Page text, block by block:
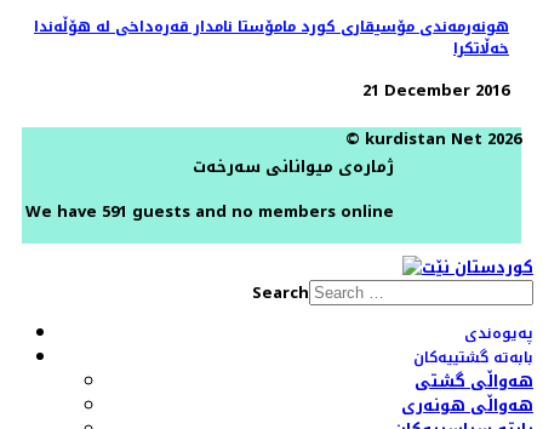
هونەرمەندی مۆسیقاری کورد مامۆستا نامدار قەرەداخی لە هۆڵەندا
خەڵاتکرا
21 December 2016
© kurdistan Net 2026
ژمارەی میوانانی سەرخەت
We have 591 guests and no members online
Search
پەیوەندی
بابەتە گشتییەکان
هەواڵی گشتی
هەواڵی هونەری